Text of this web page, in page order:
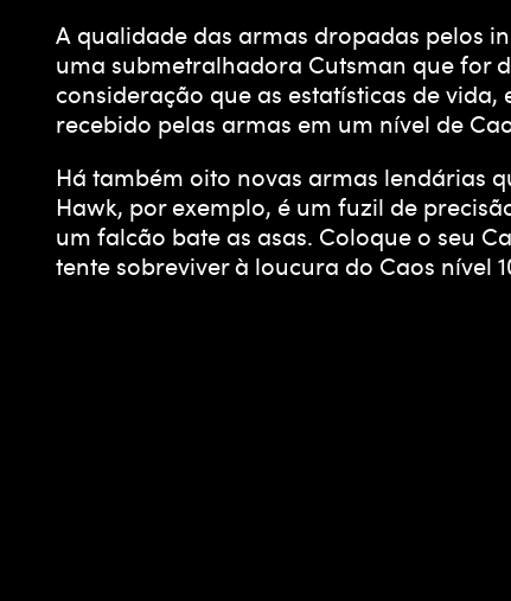
A qualidade das armas dropadas pelos
uma submetralhadora Cutsman que for
consideração que as estatísticas de
recebido pelas armas em um nível de
Há também oito novas armas lendárias
Hawk, por exemplo, é um fuzil de
um falcão bate as asas. Coloque o seu
tente sobreviver à loucura do Caos nível